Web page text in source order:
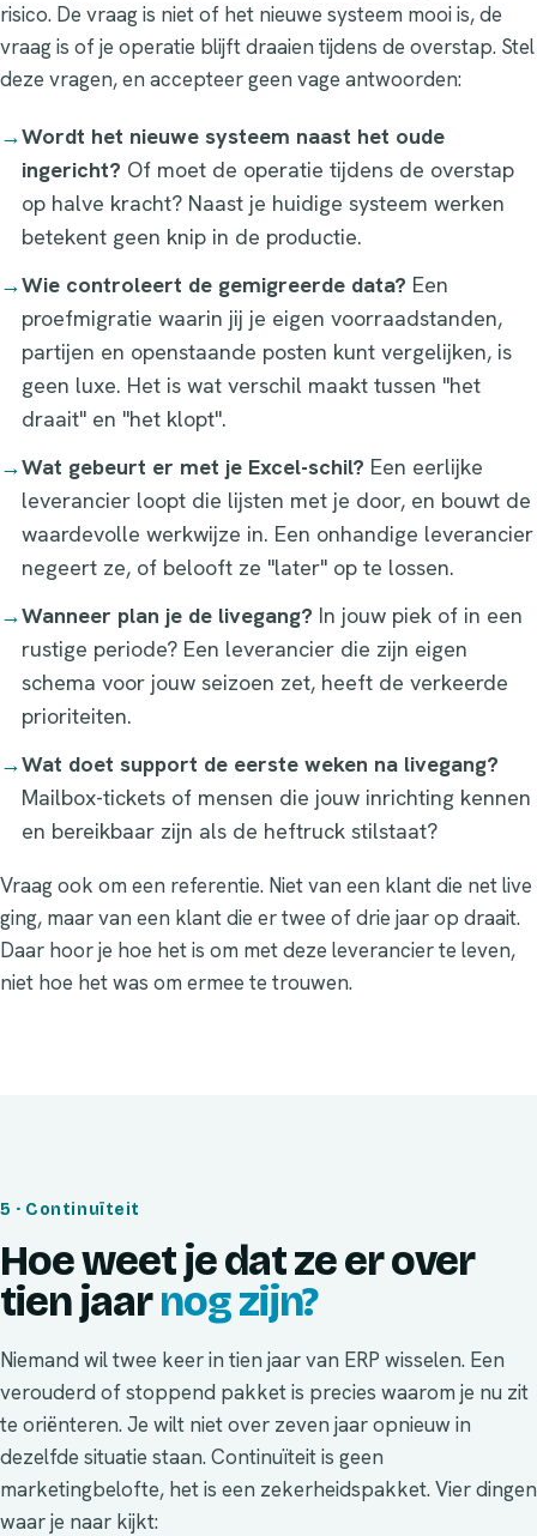
risico. De vraag is niet of het nieuwe systeem mooi is, de
vraag is of je operatie blijft draaien tijdens de overstap. Stel
deze vragen, en accepteer geen vage antwoorden:
→Wordt het nieuwe systeem naast het oude
ingericht? Of moet de operatie tijdens de overstap
op halve kracht? Naast je huidige systeem werken
betekent geen knip in de productie.
→Wie controleert de gemigreerde data? Een
proefmigratie waarin jij je eigen voorraadstanden,
partijen en openstaande posten kunt vergelijken, is
geen luxe. Het is wat verschil maakt tussen "het
draait" en "het klopt".
→Wat gebeurt er met je Excel-schil? Een eerlijke
leverancier loopt die lijsten met je door, en bouwt de
waardevolle werkwijze in. Een onhandige leverancier
negeert ze, of belooft ze "later" op te lossen.
→Wanneer plan je de livegang? In jouw piek of in een
rustige periode? Een leverancier die zijn eigen
schema voor jouw seizoen zet, heeft de verkeerde
prioriteiten.
→Wat doet support de eerste weken na livegang?
Mailbox-tickets of mensen die jouw inrichting kennen
en bereikbaar zijn als de heftruck stilstaat?
Vraag ook om een referentie. Niet van een klant die net live
ging, maar van een klant die er twee of drie jaar op draait.
Daar hoor je hoe het is om met deze leverancier te leven,
niet hoe het was om ermee te trouwen.
5 · Continuïteit
Hoe weet je dat ze er over
tien jaarnog zijn?
Niemand wil twee keer in tien jaar van ERP wisselen. Een
verouderd of stoppend pakket is precies waarom je nu zit
te oriënteren. Je wilt niet over zeven jaar opnieuw in
dezelfde situatie staan. Continuïteit is geen
marketingbelofte, het is een zekerheidspakket. Vier dingen
waar je naar kijkt: